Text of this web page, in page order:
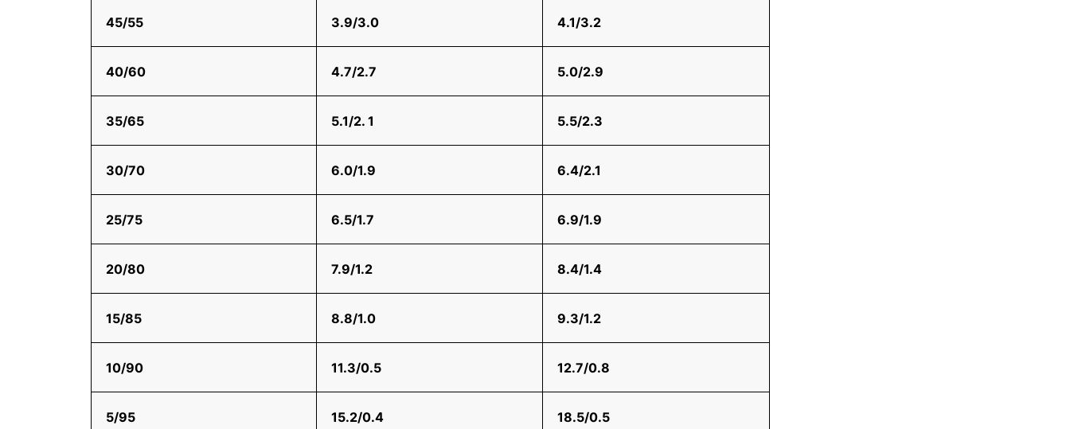
45/55 3.9/3.0 4.1/3.2
40/60 4.7/2.7 5.0/2.9
35/65 5.1/2. 1 5.5/2.3
30/70 6.0/1.9 6.4/2.1
25/75 6.5/1.7 6.9/1.9
20/80 7.9/1.2 8.4/1.4
15/85 8.8/1.0 9.3/1.2
10/90 11.3/0.5 12.7/0.8
5/95 15.2/0.4 18.5/0.5